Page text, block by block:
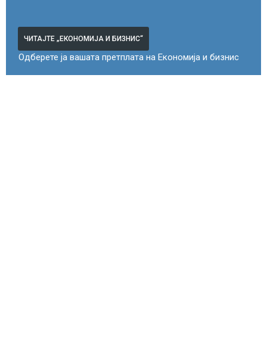
ЧИТАЈТЕ „ЕКОНОМИЈА И БИЗНИС“
Одберете ја вашата претплата на Економија и бизнис